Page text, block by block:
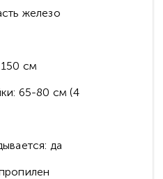
железо
см
65-80 см (4
да